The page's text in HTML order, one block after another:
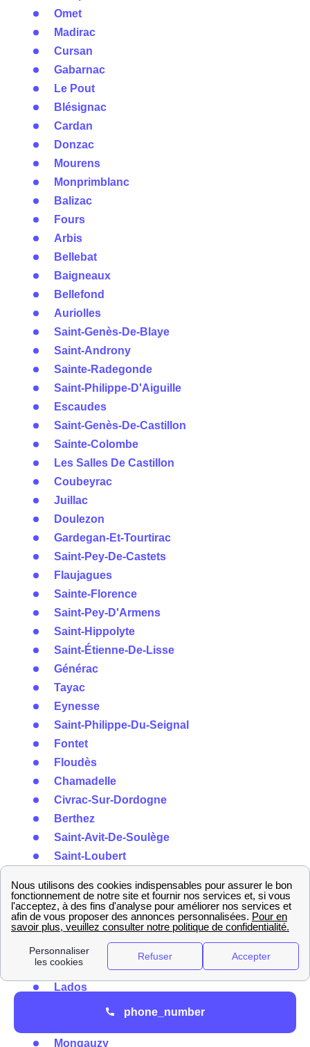
Omet
Madirac
Cursan
Gabarnac
Le Pout
Blésignac
Cardan
Donzac
Mourens
Monprimblanc
Balizac
Fours
Arbis
Bellebat
Baigneaux
Bellefond
Auriolles
Saint-Genès-De-Blaye
Saint-Androny
Sainte-Radegonde
Saint-Philippe-D'Aiguille
Escaudes
Saint-Genès-De-Castillon
Sainte-Colombe
Les Salles De Castillon
Coubeyrac
Juillac
Doulezon
Gardegan-Et-Tourtirac
Saint-Pey-De-Castets
Flaujagues
Sainte-Florence
Saint-Pey-D'Armens
Saint-Hippolyte
Saint-Étienne-De-Lisse
Générac
Tayac
Eynesse
Saint-Philippe-Du-Seignal
Fontet
Floudès
Chamadelle
Civrac-Sur-Dordogne
Berthez
Saint-Avit-De-Soulège
Saint-Loubert
Blaignac
Bieujac
Loupiac-De-La-Réole
Saint-Laurent-Du-Plan
Origne
Lados
Saint-Hilaire-De-La-Noaille
Mongauzy
phone_number